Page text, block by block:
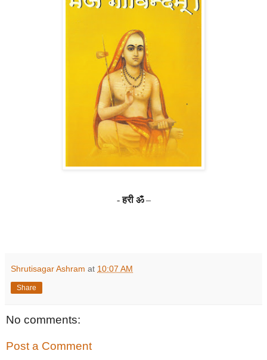
-हरी ॐ–
Shrutisagar Ashram at 10:07 AM
Share
No comments:
Post a Comment